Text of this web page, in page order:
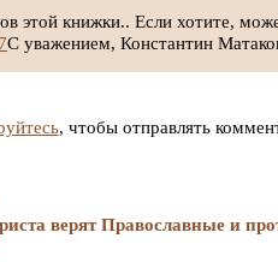
этой книжки.. Если хотите,
С уважением, Константин
, чтобы отправлять
верят Православные и